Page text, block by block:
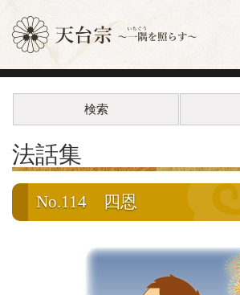
サイト内検索
トップページ
教え
宗祖・高祖・祖師・開祖
天台声明（てんだいしょうみょう）
検索
法話集
No.114 四恩